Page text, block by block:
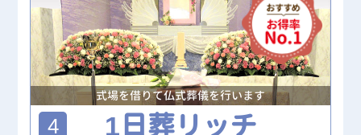
式場を借りて仏式葬儀を行います
4 1日葬リッチ